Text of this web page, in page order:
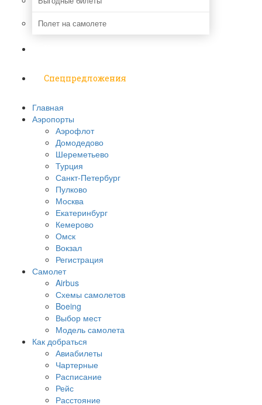
Полет на самолете
Спецпредложения
Главная
Аэропорты
Аэрофлот
Домодедово
Шереметьево
Турция
Санкт-Петербург
Пулково
Москва
Екатеринбург
Кемерово
Омск
Вокзал
Регистрация
Самолет
Airbus
Схемы самолетов
Boeing
Выбор мест
Модель самолета
Как добраться
Авиабилеты
Чартерные
Расписание
Рейс
Расстояние